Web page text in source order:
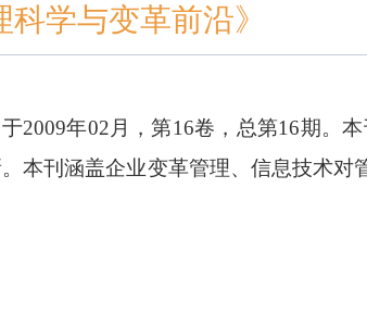
科学与变革前沿》
2009年02月，第16卷，总第16期。
本刊涵盖企业变革管理、信息技术